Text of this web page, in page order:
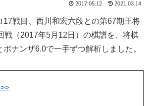
2017.05.12 2021.03.14
17戦目、西川和宏六段との第67期王将
戦（2017年5月12日）の棋譜を、将棋
ボナンザ6.0で一手ずつ解析しました。